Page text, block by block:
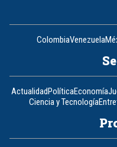
ColombiaVenezuela
ActualidadPolíticaEconomía
Ciencia y Tecnología